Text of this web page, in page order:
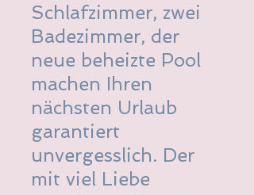
Schlafzimmer, zwei
Badezimmer, der
neue beheizte Pool
machen Ihren
nächsten Urlaub
garantiert
unvergesslich. Der
mit viel Liebe